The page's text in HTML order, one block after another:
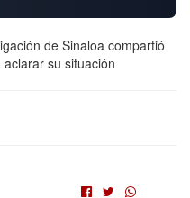
de Sinaloa compartió
su situación